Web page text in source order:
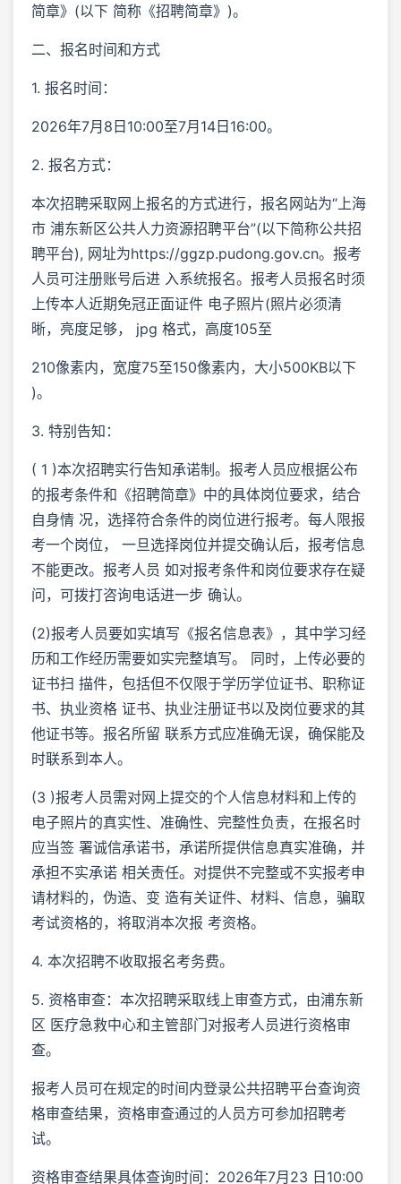
简章》(以下 简称《招聘简章》)。
二、报名时间和方式
1. 报名时间：
2026年7月8日10:00至7月14日16:00。
2. 报名方式：
本次招聘采取网上报名的方式进行，报名网站为“上海
市 浦东新区公共人力资源招聘平台”(以下简称公共招
聘平台), 网址为https://ggzp.pudong.gov.cn。报考
人员可注册账号后进 入系统报名。报考人员报名时须
上传本人近期免冠正面证件 电子照片(照片必须清
晰，亮度足够， jpg 格式，高度105至
210像素内，宽度75至150像素内，大小500KB以下
)。
3. 特别告知：
( 1 )本次招聘实行告知承诺制。报考人员应根据公布
的报考条件和《招聘简章》中的具体岗位要求，结合
自身情 况，选择符合条件的岗位进行报考。每人限报
考一个岗位， 一旦选择岗位并提交确认后，报考信息
不能更改。报考人员 如对报考条件和岗位要求存在疑
问，可拨打咨询电话进一步 确认。
(2)报考人员要如实填写《报名信息表》，其中学习经
历和工作经历需要如实完整填写。 同时，上传必要的
证书扫 描件，包括但不仅限于学历学位证书、职称证
书、执业资格 证书、执业注册证书以及岗位要求的其
他证书等。报名所留 联系方式应准确无误，确保能及
时联系到本人。
(3 )报考人员需对网上提交的个人信息材料和上传的
电子照片的真实性、准确性、完整性负责，在报名时
应当签 署诚信承诺书，承诺所提供信息真实准确，并
承担不实承诺 相关责任。对提供不完整或不实报考申
请材料的，伪造、变 造有关证件、材料、信息，骗取
考试资格的，将取消本次报 考资格。
4. 本次招聘不收取报名考务费。
5. 资格审查：本次招聘采取线上审查方式，由浦东新
区 医疗急救中心和主管部门对报考人员进行资格审
查。
报考人员可在规定的时间内登录公共招聘平台查询资
格审查结果，资格审查通过的人员方可参加招聘考
试。
资格审查结果具体查询时间：2026年7月23 日10:00